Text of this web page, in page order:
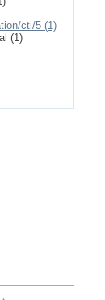
cti/5 (1)
(1)